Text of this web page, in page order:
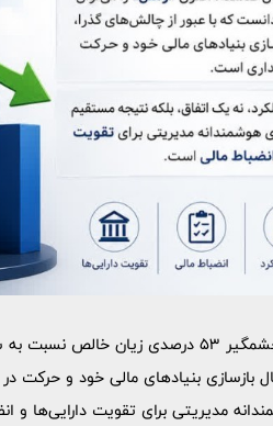
نوشت ، با کاهش چشمگیر 53 درصدی
بازسازی بنیادهای مالی خود و حرکت
مدیریتی برای تقویت دارایی‌ها و